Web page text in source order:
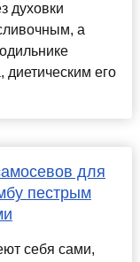
духовки
а
его
для
пестрым
себя сами,